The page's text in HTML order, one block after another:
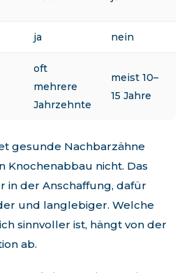
ja nein
oft
mehrere
Jahrzehnte
meist 10–
15 Jahre
gesunde Nachbarzähne
Knochenabbau nicht. Das
in der Anschaffung, dafür
und langlebiger. Welche
sinnvoller ist, hängt von der
ab.